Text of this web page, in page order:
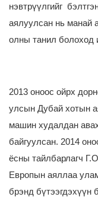
нэвтрүүлгийг
аялуулсан нь манай
олны танил болоход
2013 оноос ойрх
улсын Дубай хотын
машин худалдан
байгуулсан. 2014
ёсны тайлбарлагч
Европын аяллаа
брэнд бүтээгдэхүүн